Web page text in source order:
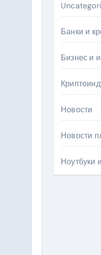
Банки и
Бизнес и
Новости
Новости
Ноутбуки